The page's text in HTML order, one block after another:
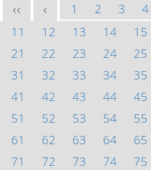
<< < 1 2 3 4
11
12 13 14 15
21
22 23 24 25
31
32 33 34 35
41
42 43 44 45
51
52 53 54 55
61
62 63 64 65
71
72 73 74 75